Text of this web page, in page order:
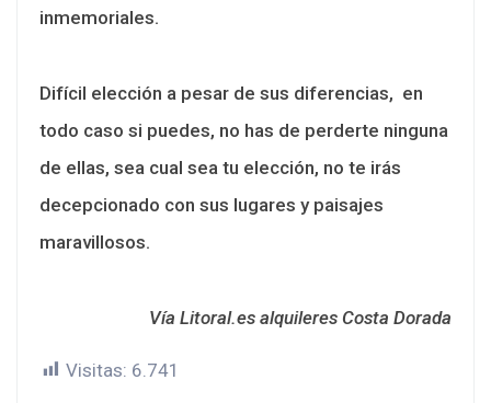
inmemoriales.
Difícil elección a pesar de sus diferencias, en
todo caso si puedes, no has de perderte ninguna
de ellas, sea cual sea tu elección, no te irás
decepcionado con sus lugares y paisajes
maravillosos.
Vía Litoral.es alquileres Costa Dorada
Visitas: 6.741